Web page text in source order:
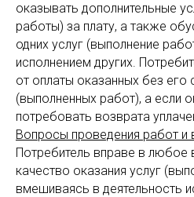
оказывать дополнительные
работы) за плату, а также
одних услуг (выполнение
исполнением других.
от оплаты оказанных без его
(выполненных работ), а если
потребовать возврата
Вопросы проведения работ и
Потребитель вправе в любое
качество оказания услуг
вмешиваясь в деятельность